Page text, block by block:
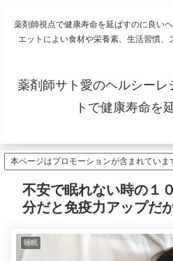
薬剤師視点で健康寿命を延ばすのに良い
エットによい食材や栄養素、生活習慣
薬剤師サト愛のヘルシーレ
トで健康寿命を
本ページはプロモーションが含まれていま
不安で眠れない時の１
分だと免疫力アップだ
睡眠